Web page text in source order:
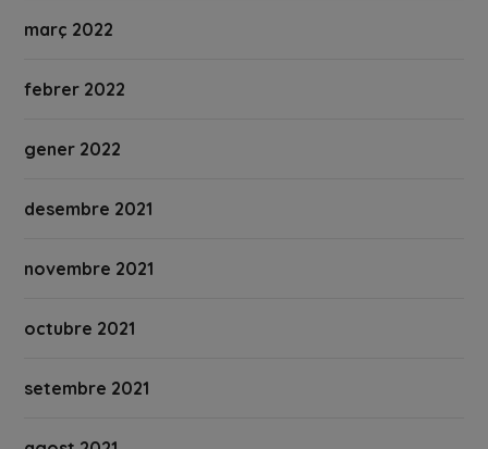
març 2022
febrer 2022
gener 2022
desembre 2021
novembre 2021
octubre 2021
setembre 2021